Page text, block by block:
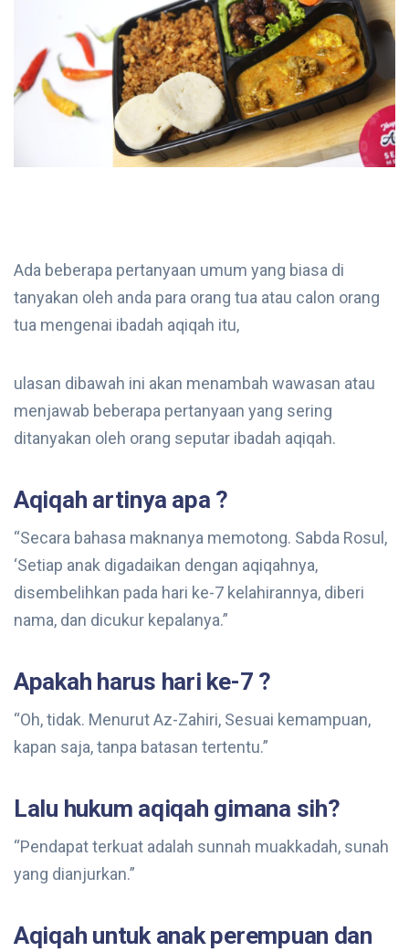
Ada beberapa pertanyaan umum yang biasa di
tanyakan oleh anda para orang tua atau calon orang
tua mengenai ibadah aqiqah itu,
ulasan dibawah ini akan menambah wawasan atau
menjawab beberapa pertanyaan yang sering
ditanyakan oleh orang seputar ibadah aqiqah.
Aqiqah artinya apa ?
“Secara bahasa maknanya memotong. Sabda Rosul,
‘Setiap anak digadaikan dengan aqiqahnya,
disembelihkan pada hari ke-7 kelahirannya, diberi
nama, dan dicukur kepalanya.”
Apakah harus hari ke-7 ?
“Oh, tidak. Menurut Az-Zahiri, Sesuai kemampuan,
kapan saja, tanpa batasan tertentu.”
Lalu hukum aqiqah gimana sih?
“Pendapat terkuat adalah sunnah muakkadah, sunah
yang dianjurkan.”
Aqiqah untuk anak perempuan dan